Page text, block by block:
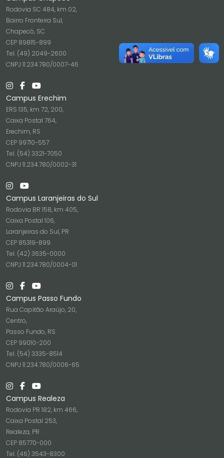
Rodovia SC 484, km 02,
Bairro Fronteira Sul,
Chapecó, SC
CEP 89815-899
Tel. (49) 2049-2600
CNPJ 11.234.780/0007-46
Campus Erechim
ERS 135, km 72, 200,
Caixa Postal 764,
Erechim, RS
CEP 99710-557
Tel. (54) 3321-7050
CNPJ 11.234.780/0002-31
Campus Laranjeiras do Sul
Rodovia BR 158, km 405,
Caixa Postal 106,
Laranjeiras do Sul, PR
CEP 85319-899
Tel. (42) 3635-0000
CNPJ 11.234.780/0004-01
Campus Passo Fundo
Rua Capitão Araújo, 20,
Centro,
Passo Fundo, RS
CEP 99010-200
Tel. (54) 3335-8514
CNPJ 11.234.780/0006-65
Campus Realeza
Rodovia PR 182, km 466,
Caixa Postal 253,
Realeza, PR
CEP 85770-000
Tel. (46) 3543-8300